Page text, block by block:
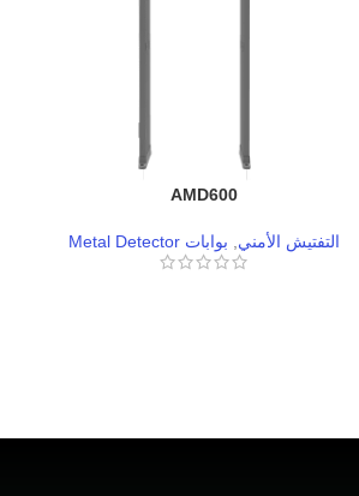
AMD600
التفتيش الأمني بوابات Metal Detector